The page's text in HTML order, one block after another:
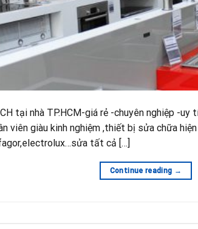
tại nhà TP.HCM-giá rẻ -chuyên nghiệp -
viên giàu kinh nghiệm ,thiết bị sửa chữa
tất cả […]
Continue reading →